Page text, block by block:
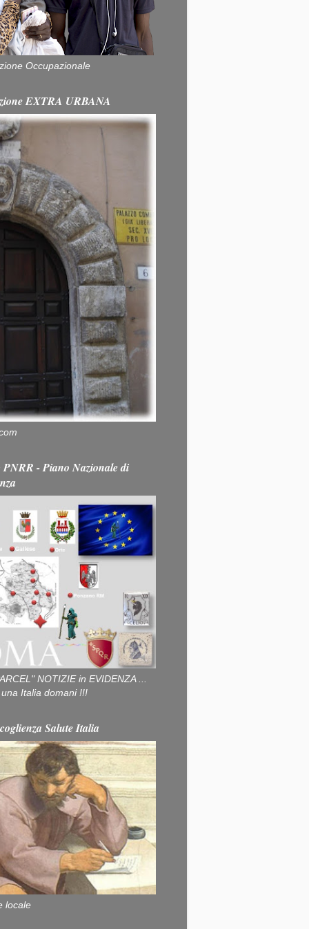
Occupazionale
EXTRA URBANA
- Piano Nazionale di
NOTIZIE in EVIDENZA ...
Italia domani !!!
Salute Italia
locale